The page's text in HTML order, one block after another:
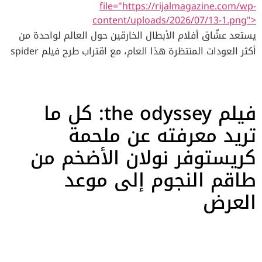
Seni Seviyorum Adamım. شراب التوت والتفاح الحرام: قمة
النضج الفني View this post on Instagram
A post shared by Barış Kılıç (@bariskilicofficial) عزز
باريش مكانته في قلوب العرب بشخصية كايا إيكنجي في
Kızılcık Şerbeti، حيث أثبت براعة استثنائية بتجسيده
لشخصيتين في عمل واحد: رجل الأعمال البارز عمر أونال،
وشقيقه التوأم الراحل بكير. View this post on
Instagram A post shared by Barış Kılıç
(@bariskilicofficial) تعلق الجمهور العربي بشخصية عمر
العاشق للسيدة كيفلجيم، والذي قدم تضحيات قاسية وخطوات
مثيرة للجدل، حيث ادعى خيانتها ودخول امرأة أخرى لحياته لكي
يبعدها عنه ولا يجعلها تتألم بسبب مرضه الخطير الذي كاد أن
Masterpieces-吸引👁️ (@grainyvisual) جاءت نقطة التحول
الحقيقية في مسيرته عام 2017 مع إطلاق أغنية Pablo، التي
وضعته في صدارة المشهد. أتبعها في عام 2018 بأول مشروع
فني مصغر له EP بعنوان Illicit، ليصبح رسمياً أحد رواد الراب
التابعة لشركة Sony Music France. الهيمنة على منصات
الاستماع واعتلاء القمة العالمية View this post on
Instagram A post shared by Spotify العالم
العربي (@spotifyarabia) يُعتبر طوطو ملك الأرقام القياسية
بلا منازع، فقد حافظ على لقب الفنان الأكثر استماعاً في
file="https://rijalmagazine.com/wp-
content/uploads/2026/07/13-1.png">
يستعد عشّاق أفلام الأبطال الخارقين حول العالم لواحدة من
أكثر العودات المنتظرة هذا العام، مع اقتراب طرح فيلم spider
توصف بأنها “ولادة جديدة” لبيتر باركر، محمّلة بتحوّلات مفاجئة
وتهديدات غير مسبوقة. في هذا الدليل الشامل من مجلة رجال،
نأخذك في جولة كاملة داخل كواليس العمل المرتقب، من
القصة والأبطال إلى موعد العرض وأبرز ما يحيط به من تفاصيل.
فالحديث هنا لا يدور حول جزء جديد فحسب، بل حول نقطة تحوّل
كبرى قد تعيد رسم ملامح أحد أنجح امتيازات السينما في العقد
فيلم the odyssey: كل ما
تريد معرفته عن ملحمة
كريستوفر نولان الأضخم من
طاقم النجوم إلى موعد
العرض